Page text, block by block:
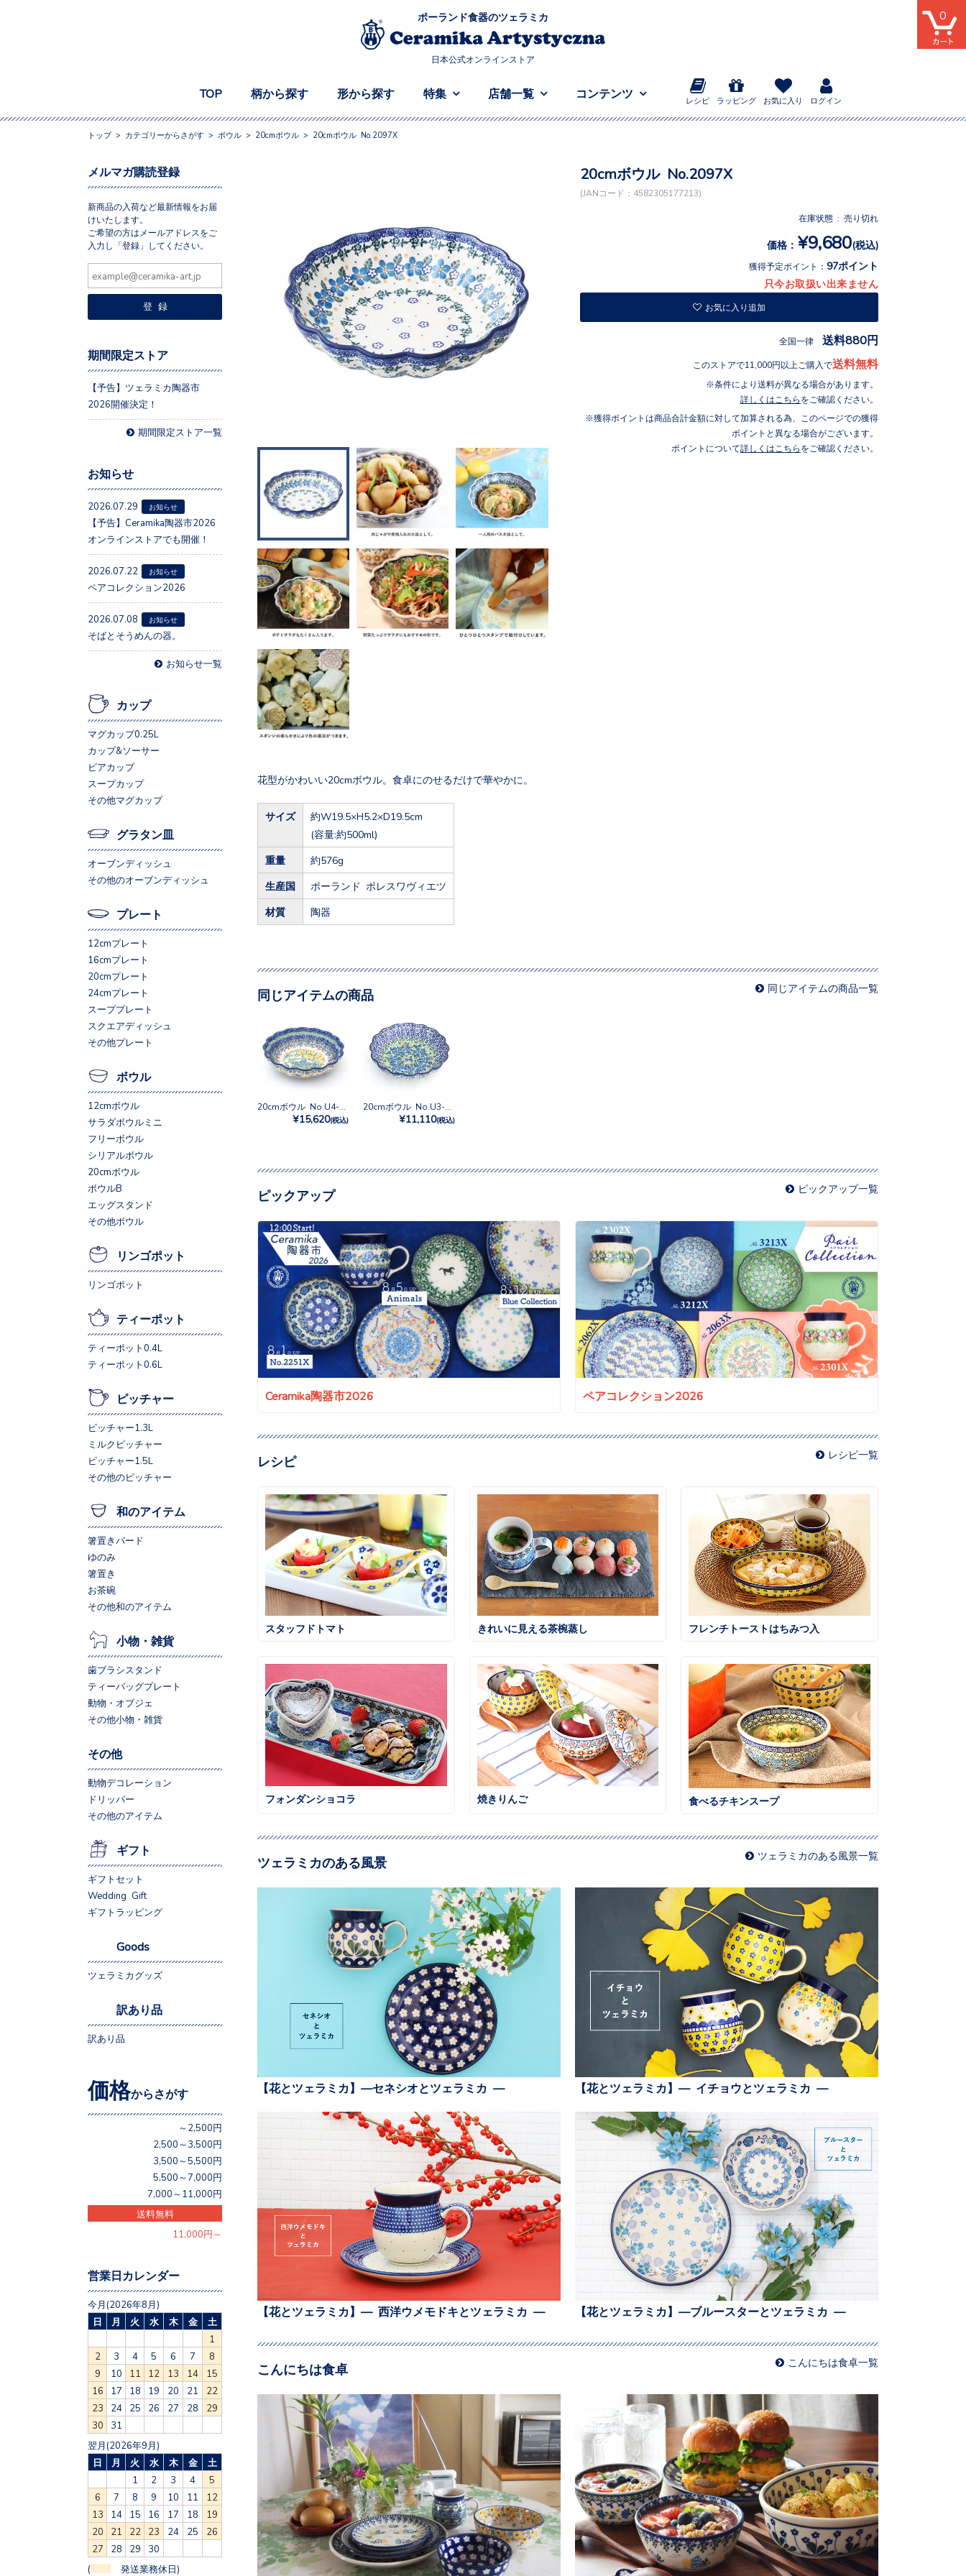
ポーランド食器のツェラミカ
日本公式オンラインストア
TOP 柄から探す 形から探す 特集 店舗一覧 コンテンツ
レシピ ラッピング お気に入り ログイン
0
トップ> カテゴリーからさがす > ボウル > 20cmボウル > 20cmボウル No.2097X
20cmボウル No.2097X
(JANコード：4582305177213)
在庫状態 : 売り切れ
価格： ¥9,680(税込)
獲得予定ポイント： 97ポイント
只今お取扱い出来ません
お気に入り追加
全国一律 送料880円
このストアで11,000円以上ご購入で送料無料
条件により送料が異なる場合があります。
詳しくはこちら をご確認ください。
獲得ポイントは商品合計金額に対して加算される為、このページでの獲得
ポイントと異なる場合がございます。
ポイントについて詳しくはこちら をご確認ください。
花型がかわいい20cmボウル。食卓にのせるだけで華やかに。
サイズ
約W19.5×H5.2×D19.5cm
(容量:約500ml)
重量 約576g
生産国 ポーランド ボレスワヴィエツ
材質 陶器
同じアイテムの商品 同じアイテムの商品一覧
¥15,620(税込) ¥11,110(税込)
ピックアップ ピックアップ一覧
Ceramika陶器市2026 ペアコレクション2026
レシピ レシピ一覧
スタッフドトマト きれいに見える茶椀蒸し フレンチトーストはちみつ入
フォンダンショコラ 焼きりんご 食べるチキンスープ
ツェラミカのある風景 ツェラミカのある風景一覧
【花とツェラミカ】—セネシオとツェラミカ — 【花とツェラミカ】— イチョウとツェラミカ —
【花とツェラミカ】— 西洋ウメモドキとツェラミカ — 【花とツェラミカ】—ブルースターとツェラミカ —
こんにちは食卓 こんにちは食卓一覧
メルマガ購読登録
新商品の入荷など最新情報をお届
けいたします。
ご希望の方はメールアドレスをご
入力し「登録」してください。
期間限定ストア
【予告】ツェラミカ陶器市
2026開催決定！
期間限定ストア一覧
お知らせ
2026.07.29 お知らせ
【予告】Ceramika陶器市2026
オンラインストアでも開催！
2026.07.22 お知らせ
ペアコレクション2026
2026.07.08 お知らせ
そばとそうめんの器。
お知らせ一覧
カップ
マグカップ0.25L
カップ&ソーサー
ビアカップ
スープカップ
その他マグカップ
グラタン皿
オーブンディッシュ
その他のオーブンディッシュ
プレート
12cmプレート
16cmプレート
20cmプレート
24cmプレート
スーププレート
スクエアディッシュ
その他プレート
ボウル
12cmボウル
サラダボウルミニ
フリーボウル
シリアルボウル
20cmボウル
ボウルB
エッグスタンド
その他ボウル
リンゴポット
リンゴポット
ティーポット
ティーポット0.4L
ティーポット0.6L
ピッチャー
ピッチャー1.3L
ミルクピッチャー
ピッチャー1.5L
その他のピッチャー
和のアイテム
箸置きバード
ゆのみ
箸置き
お茶碗
その他和のアイテム
小物・雑貨
歯ブラシスタンド
ティーバッグプレート
動物・オブジェ
その他小物・雑貨
その他
動物デコレーション
ドリッパー
その他のアイテム
ギフト
ギフトセット
Wedding Gift
ギフトラッピング
Goods
ツェラミカグッズ
訳あり品
訳あり品
価格からさがす
～2,500円
2,500～3,500円
3,500～5,500円
5,500～7,000円
7,000～11,000円
送料無料
11,000円～
営業日カレンダー
今月(2026年8月)
日
月 火 水 木 金
土
1
2
3 4 5 6 7
8
9
10 11 12 13 14
15
16
17 18 19 20 21
22
23
24 25 26 27 28
29
30
31
翌月(2026年9月)
日
月 火 水 木 金
土
1
2 3 4
5
6
7 8 9 10 11
12
13
14 15 16 17 18
19
20
21 22 23 24 25
26
27
28 29 30
( 発送業務休日)